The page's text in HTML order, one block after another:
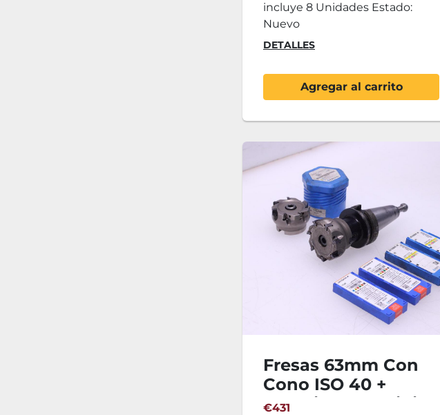
incluye 8 Unidades Estado:
Nuevo
DETALLES
Agregar al carrito
Fresas 63mm Con
Cono ISO 40 +
Plaquitas de Widia
€431